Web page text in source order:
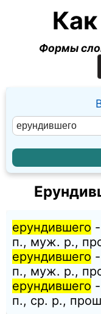
Формы
ерундившего
п., муж. p.,
ерундившего
п., муж. p.,
ерундившего
п., ср. p.,